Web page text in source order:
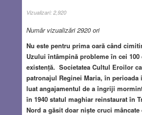
Vizualizari: 2,920
Număr vizualizări 2920 ori
Nu este pentru prima oară când
Uzului întâmpină probleme în cei 100
existență. Societatea Cultul Eroilor
patronajul Reginei Maria, în perioada
luat angajamentul de a îngriji
în 1940 statul maghiar reinstaurat în
Nord a găsit doar niște cruci